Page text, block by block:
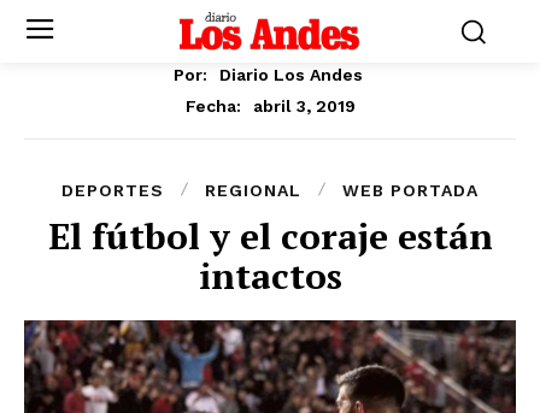
Por:
Diario Los Andes
Fecha:
abril 3, 2019
DEPORTES REGIONAL WEB PORTADA
El fútbol y el coraje están
intactos